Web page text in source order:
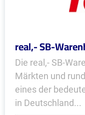
real,- SB-
Die real,- SB-
Märkten und
eines der
in Deutschland...